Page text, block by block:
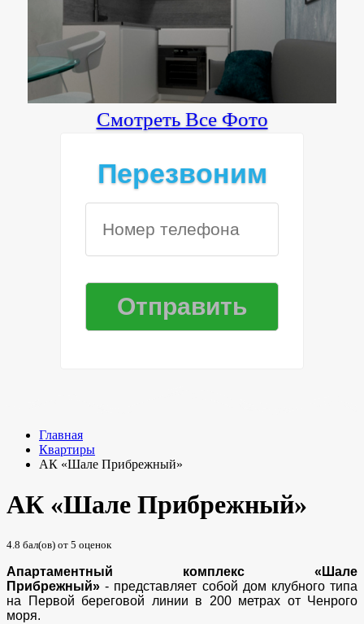
Смотреть Все Фото
Перезвоним
Главная
Квартиры
АК «Шале Прибрежный»
АК «Шале Прибрежный»
4.8 бал(ов) от 5 оценок
Апартаментный комплекс «Шале
Прибрежный» - представляет собой дом клубного типа
на Первой береговой линии в 200 метрах от Ченрого
моря.